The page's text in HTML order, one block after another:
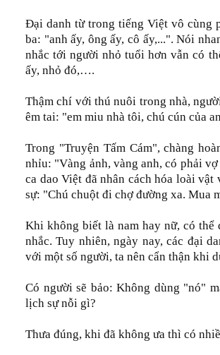
Đại danh từ trong tiếng Việt vô cùng
ba: "anh ấy, ông ấy, cô ấy,...". Nói
nhắc tới người nhỏ tuổi hơn vẫn có
ấy, nhỏ đó,….
Thậm chí với thú nuôi trong nhà,
êm tai: "em miu nhà tôi, chú cún của
Trong "Truyện Tấm Cám", chàng
nhỉu: "Vàng ảnh, vàng anh, có phải
ca dao Việt đã nhân cách hóa loài
sự: "Chú chuột đi chợ đường xa. Mua
Khi không biết là nam hay nữ, có thể
nhắc. Tuy nhiên, ngày nay, các đại
với một số người, ta nên cẩn thận khi
Có người sẽ bảo: Không dùng "nó"
lịch sự nỗi gì?
Thưa đúng, khi đã không ưa thì có